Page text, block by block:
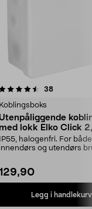
38
Koblingsboks
Utenpåliggende
med lokk Elko Click 2,
polarhvit
IP55, halogenfri. For både
innendørs og utendørs
Legg i handlekurv
4.5 av 5 stjerner